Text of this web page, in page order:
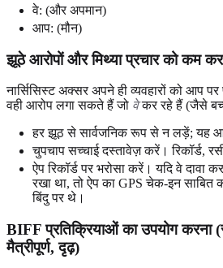
वे: (और अपमान)
आप: (मौन)
झूठे आरोपों और मिथ्या प्रचार को कम
नार्सिसिस्ट अक्सर अपने ही व्यवहारों को आप
वही आरोप लगा सकते हैं जो वेकर रहे हैं (जैसे
हर झूठ से सार्वजनिक रूप से न लड़ें; यह
चुपचाप सच्चाई दस्तावेज़ करें। रिकॉर्ड,
ऐप रिकॉर्ड पर भरोसा करें। यदि वे दावा
रखा था, तो ऐप का GPS चेक-इन साबित
बिंदु पर थे।
BIFF प्रतिक्रियाओं का उपयोग करना
मैत्रीपूर्ण, दृढ़)